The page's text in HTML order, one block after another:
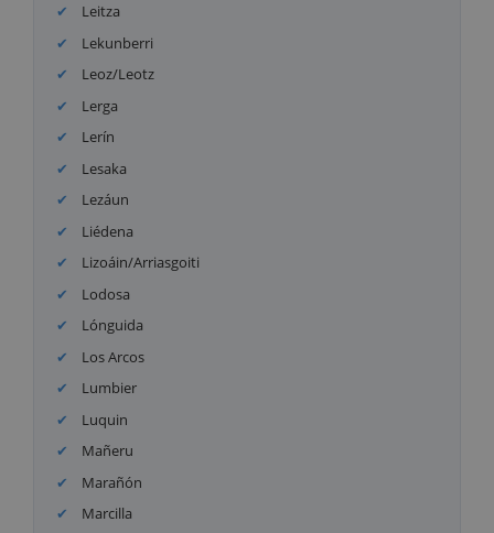
Leitza
Lekunberri
Leoz/Leotz
Lerga
Lerín
Lesaka
Lezáun
Liédena
Lizoáin/Arriasgoiti
Lodosa
Lónguida
Los Arcos
Lumbier
Luquin
Mañeru
Marañón
Marcilla